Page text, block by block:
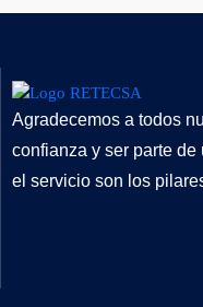
Agradecemos a todos
confianza y ser parte
el servicio son los